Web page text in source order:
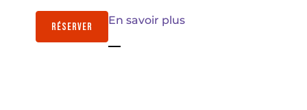
RÉSERVER En savoir plus